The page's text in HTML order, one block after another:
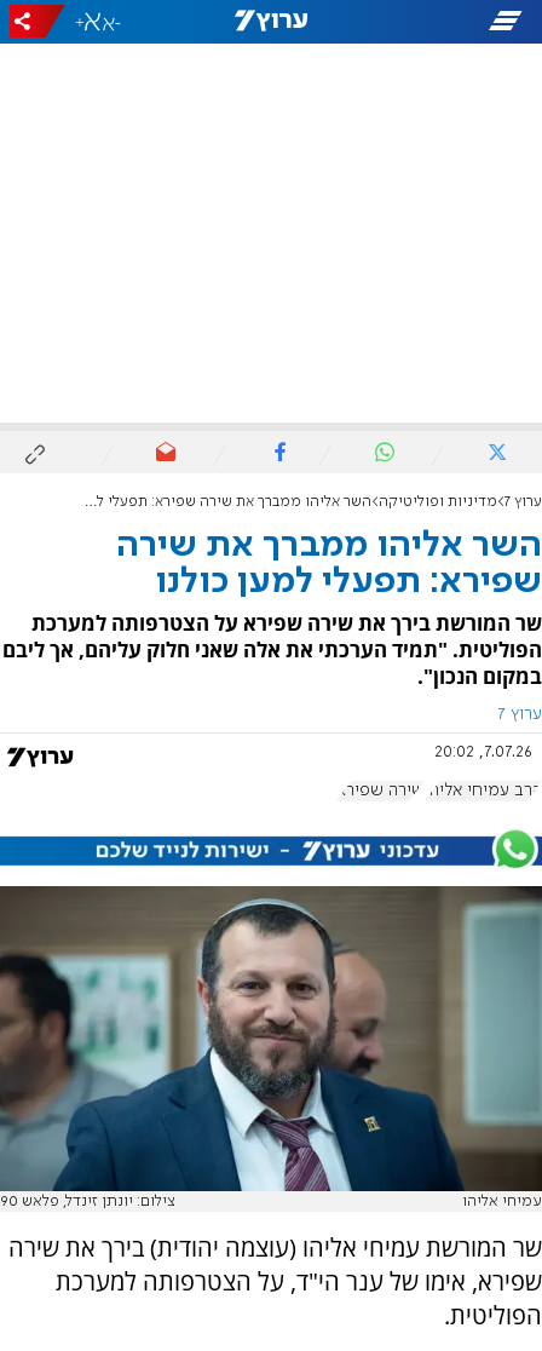
-
+
ערוץ 7 מדיניות ופוליטיקה השר אליהו ממברך את שירה שפירא: תפעלי למען כולנו
השר אליהו ממברך את שירה
שפירא: תפעלי למען כולנו
שר המורשת בירך את שירה שפירא על הצטרפותה למערכת
הפוליטית. "תמיד הערכתי את אלה שאני חלוק עליהם, אך ליבם
במקום הנכון".
ערוץ 7
7.07.26, 20:02
הרב עמיחי אליהו שירה שפירא
עמיחי אליהו צילום: יונתן זינדל, פלאש 90
שר המורשת עמיחי אליהו (עוצמה יהודית) בירך את שירה
שפירא, אימו של ענר הי"ד, על הצטרפותה למערכת
הפוליטית.